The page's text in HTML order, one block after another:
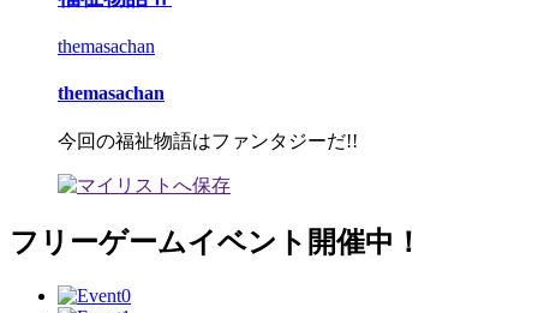
themasachan
themasachan
今回の福祉物語はファンタジーだ!!
フリーゲームイベント開催中！